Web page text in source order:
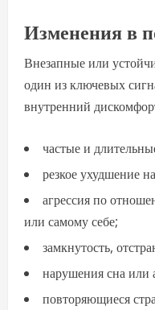
Изменения в
Внезапные или
один из ключевых
внутренний
частые и
резкое ухудшение
агрессия по
или самому себе;
замкнутость,
нарушения сна или
повторяющиеся